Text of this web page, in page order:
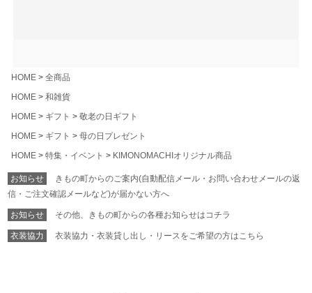
HOME
全商品
HOME
和雑貨
HOME
ギフト
敬老の日ギフト
HOME
ギフト
母の日プレゼント
HOME
特集・イベント KIMONOMACHIオリジナル商品
お知らせ
きもの町からのご案内(自動配信メール・お問い合わせメールの返
信・ご注文確認メールなど)が届かない方へ
お知らせ その他、きもの町からの各種お知らせはコチラ
衣装協力 衣装協力・衣装貸し出し・リースをご希望の方はこちら